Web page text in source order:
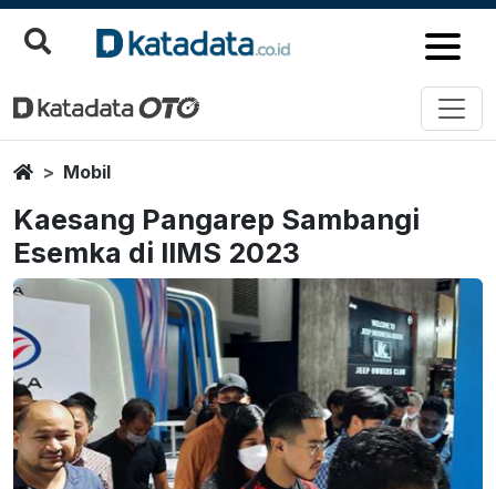
HomeMobil
Kaesang Pangarep Sambangi
Esemka di IIMS 2023